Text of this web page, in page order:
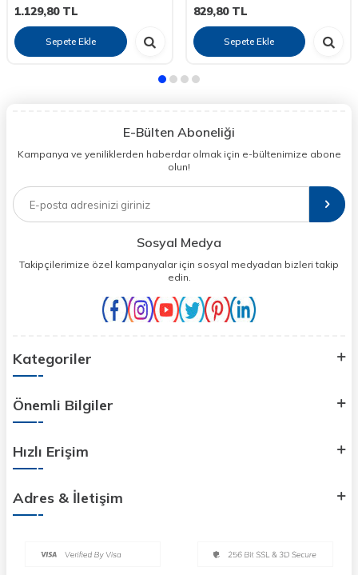
1.129,80TL
Sepete Ekle
829,80TL
Sepete Ekle
E-Bülten Aboneliği
Kampanya ve yeniliklerden haberdar olmak için e-bültenimize abone
olun!
Sosyal Medya
Takipçilerimize özel kampanyalar için sosyal medyadan bizleri takip
edin.
Kategoriler
Önemli Bilgiler
Hızlı Erişim
Adres & İletişim